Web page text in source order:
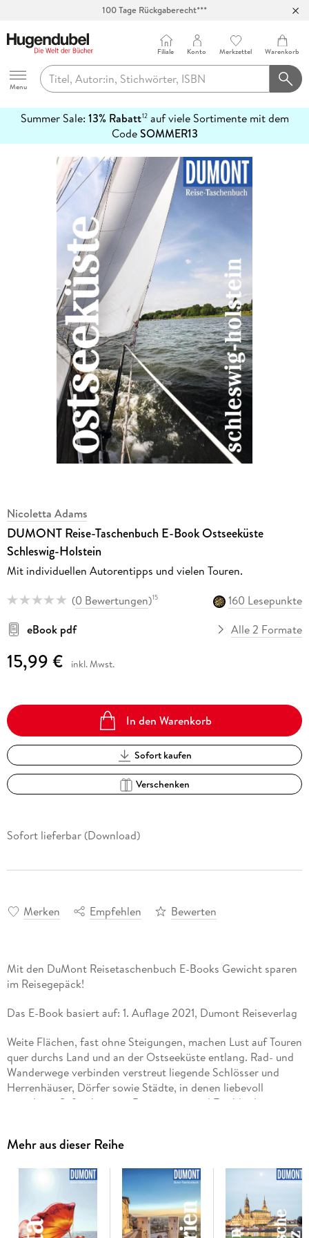
100 Tage Rückgaberecht***
Hugendubel
Menu
Filiale Konto Merkzettel Warenkorb
Summer Sale: 13% Rabatt12auf viele Sortimente mit dem
CodeSOMMER13
erfahren
Nicoletta Adams
DUMONT Reise-Taschenbuch E-Book Ostseeküste
Schleswig-Holstein
Mit individuellen Autorentipps und vielen Touren.
(0 Bewertungen)15
160 Lesepunkte
eBook pdf
Alle 2 Formate
15,99 € inkl. Mwst.
In den Warenkorb
Sofort kaufen
Verschenken
Sofort lieferbar (Download)
Merken Empfehlen Bewerten
Mit den DuMont Reisetaschenbuch E-Books Gewicht sparen
im Reisegepäck!
Das E-Book basiert auf: 1. Auflage 2021, Dumont Reiseverlag
Weite Flächen, fast ohne Steigungen, machen Lust auf Touren
quer durchs Land und an der Ostseeküste entlang. Rad- und
Wanderwege verbinden verstreut liegende Schlösser und
Herrenhäuser, Dörfer sowie Städte, in denen liebevoll
gestaltete Cafés, kreative Restaurants und Fischbuden
sich unerwartete Blicke auf die Landschaft, mal auf einen
Die Autorin führt zu den Ufern der Förden und zu Stränden
vor der Steilküste, zu Häfen, in denen Segelboote schaukeln
und Ausflugsboote ablegen. Selbst paddelnd, geht es im
Kanu über Flüsse oder auf den Meeresarm Schlei. So
Mehr aus dieser Reihe